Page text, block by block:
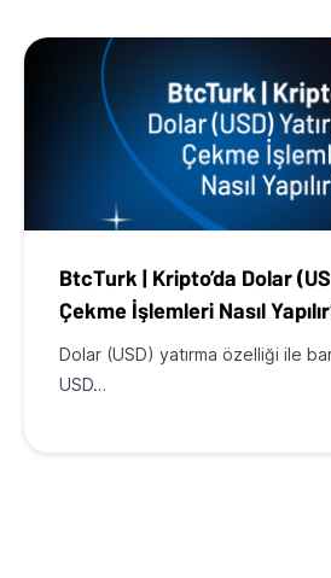
BtcTurk | Kripto’da Dolar
Çekme İşlemleri Nasıl
Dolar (USD) yatırma özelliği ile
USD…